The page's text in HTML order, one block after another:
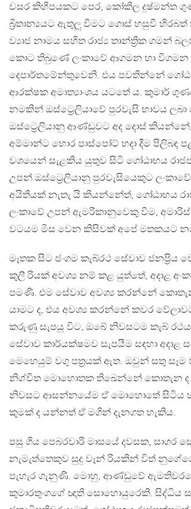
වසර කිහිපයකට පෙර, කෝකිල දුෂ්මන්ත
බ්‍රිතාන්‍යයට ඇතුලූ වීමට ගොස් හසුවී හිරබත්
ව්‍යාජ නාමය සහිත රාජ්‍ය තාන්ත්‍රික ගමන්
කොට තිබුණේ ලංකාවේ ආගමන හා විගමන
දෙපාර්තමේන්තුවෙනි. එය පවතින්නේ
ආරක්ෂක අමාත්‍යාංශය යටතේ ය. කුමාර්
නමකින් ඔස්ට්‍රෙලියාවේ පුරවැසි භාවය ලබා
ඔස්ට්‍රෙලියානු ආණ්ඩුවට අද දොස්
අම්මාන්ට හොර පාස්පෝට් හදා දීම පිලිබඳ
වශයෙන් සැළකිය යුතුව සිටි ගෝඨාභය
උපන් ඔස්ට්‍රෙලියානු පුරවැසියෙකුට
අයිතියක් නැතැ යි කියන්නේත්, ගෝඨාභය
ලංකාවේ උපන් ඇමරිකානුවෙකු වීම,
වටයම මිස වෙන කිසිවක් අපේ මතකයට
මෑතක සිට ජංගම කැබ්රථ සේවාව ජනප්‍රිය
කුලී රියක් අවශ්‍ය නම් කළ යුත්තේ, අදාළ
පමණි. එම සේවාව අවශ්‍ය කරන්නේ
යාමට ද, එය අවශ්‍ය කරන්නේ කවර
කරුණු සැපයූ විට, ඔබේ නිවසටම කැබ්
සේවාව කාර්යක්ෂමව සැපයීම සඳහා අදාළ
මෙහෙයුම් වගු පත්‍රයක් ඇත. ඔවුන් සතු
නිශ්චිත මොහොතක තිඛෙන්නේ කොතැන ද
නිවසට ආසන්නයේම ඒ මොහොතේ සිටිය
කුමක් ද යන්නත් ඒ මගින් දැනගත හැකිය.
පසු ගිය පෙබරවාරි මාසයේ දවසක, සාගර
නැමැත්තෙකුව සුදු වෑන් රියකින් විත්
පැහැර ගැනුණි. මොහු, ආණ්ඩුවේ
කුමාරතුංගගේ ඥාති සොහොයුරෙකි. සිද්ධිය